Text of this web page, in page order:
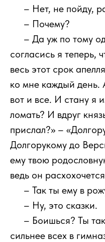
– Нет, не пойду,
– Почему?
– Да уж по тому
согласись я теперь,
весь этот срок
ко мне каждый день.
вот и все. И стану я
ломать? И вдруг
прислал?» –
Долгорукому до
ему твою
ведь он
– Так ты ему в
– Ну, это сказки.
– Боишься? Ты
сильнее всех в